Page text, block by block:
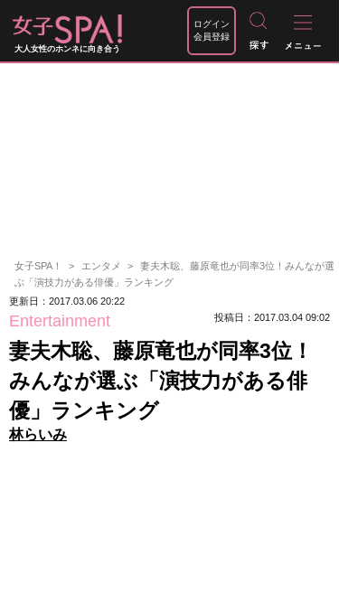
大人女性のホンネに向き合う
ログイン
会員登録
女子SPA！ エンタメ
妻夫木聡、藤原竜也が同率3位！みんなが選
ぶ「演技力がある俳優」ランキング
更新日：2017.03.06 20:22
Entertainment 投稿日：2017.03.04 09:02
妻夫木聡、藤原竜也が同率3位！
みんなが選ぶ「演技力がある俳
優」ランキング
林らいみ